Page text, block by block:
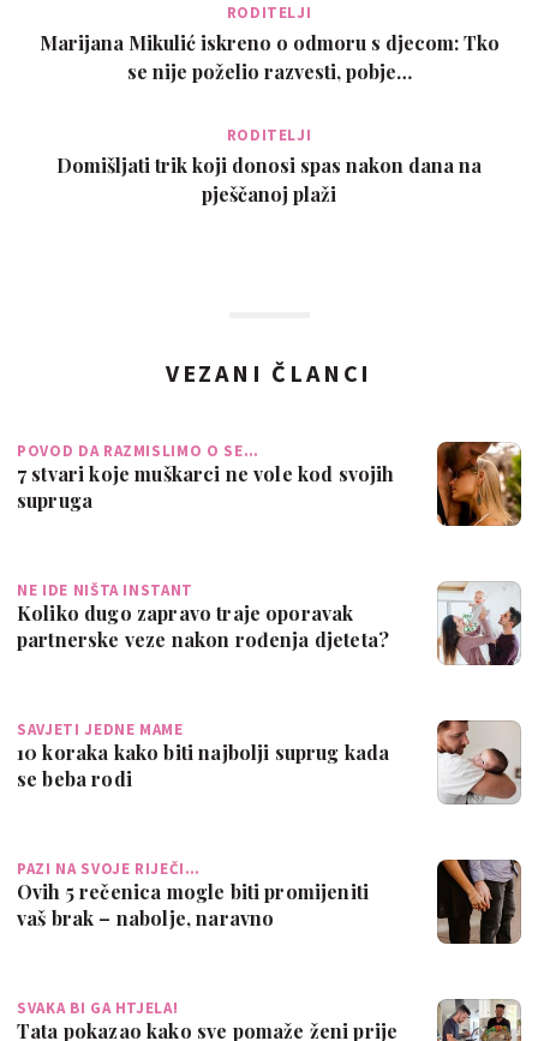
RODITELJI
Marijana Mikulić iskreno o odmoru s djecom: Tko
se nije poželio razvesti, pobje…
RODITELJI
Domišljati trik koji donosi spas nakon dana na
pješčanoj plaži
VEZANI ČLANCI
POVOD DA RAZMISLIMO O SE…
7 stvari koje muškarci ne vole kod svojih
supruga
NE IDE NIŠTA INSTANT
Koliko dugo zapravo traje oporavak
partnerske veze nakon rođenja djeteta?
SAVJETI JEDNE MAME
10 koraka kako biti najbolji suprug kada
se beba rodi
PAZI NA SVOJE RIJEČI…
Ovih 5 rečenica mogle biti promijeniti
vaš brak – nabolje, naravno
SVAKA BI GA HTJELA!
Tata pokazao kako sve pomaže ženi prije